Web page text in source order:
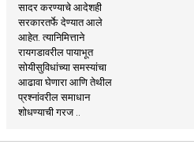
सादर करण्याचे आदेशही
सरकारतर्फे देण्यात आले
आहेत. त्यानिमित्ताने
रायगडावरील पायाभूत
सोयीसुविधांच्या समस्यांचा
आढावा घेणारा आणि तेथील
प्रश्नांवरील समाधान
शोधण्याची गरज ..